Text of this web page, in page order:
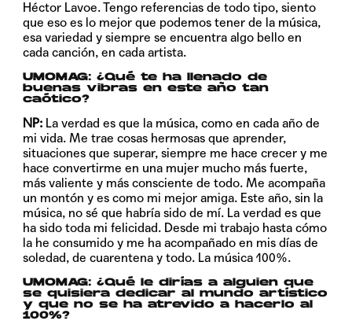
Héctor Lavoe. Tengo referencias de todo tipo, siento
que eso es lo mejor que podemos tener de la música,
esa variedad y siempre se encuentra algo bello en
cada canción, en cada artista.
UMOMAG: ¿Qué te ha llenado de
buenas vibras en este año tan
caótico?
NP: La verdad es que la música, como en cada año de
mi vida. Me trae cosas hermosas que aprender,
situaciones que superar, siempre me hace crecer y me
hace convertirme en una mujer mucho más fuerte,
más valiente y más consciente de todo. Me acompaña
un montón y es como mi mejor amiga. Este año, sin la
música, no sé que habría sido de mí. La verdad es que
ha sido toda mi felicidad. Desde mi trabajo hasta cómo
la he consumido y me ha acompañado en mis días de
soledad, de cuarentena y todo. La música 100%.
UMOMAG: ¿Qué le dirías a alguien que
se quisiera dedicar al mundo artístico
y que no se ha atrevido a hacerlo al
100%?